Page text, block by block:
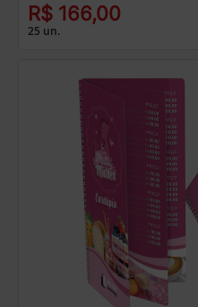
R$ 166,00
25 un.